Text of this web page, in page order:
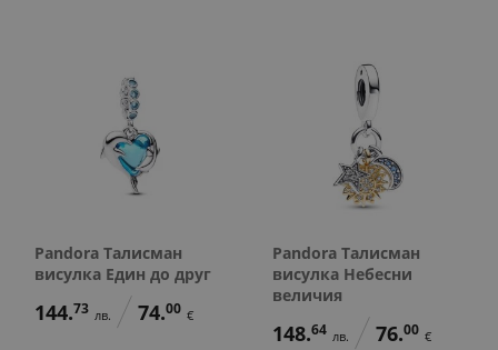
Pandora Талисман
висулка Един до друг
144.73 лв. 74.00 €
Pandora Талисман
висулка Небесни
величия
148.64 лв. 76.00 €